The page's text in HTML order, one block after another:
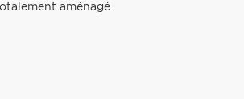
Totalement aménagé